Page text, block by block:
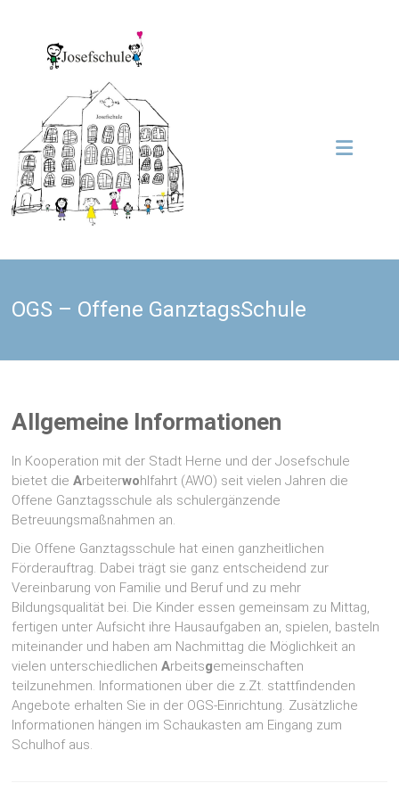
springenGrundschule
Josefschule
Josefschule
OGS – Offene GanztagsSchule
Allgemeine Informationen
In Kooperation mit der Stadt Herne und der Josefschule
bietet dieArbeiterwohlfahrt (AWO) seit vielen Jahren die
Offene Ganztagsschule als schulergänzende
Betreuungsmaßnahmen an.
Die Offene Ganztagsschule hat einen ganzheitlichen
Förderauftrag. Dabei trägt sie ganz entscheidend zur
Vereinbarung von Familie und Beruf und zu mehr
Bildungsqualität bei. Die Kinder essen gemeinsam zu Mittag,
fertigen unter Aufsicht ihre Hausaufgaben an, spielen, basteln
miteinander und haben am Nachmittag die Möglichkeit an
vielen unterschiedlichenArbeitsgemeinschaften
teilzunehmen. Informationen über die z.Zt. stattfindenden
Angebote erhalten Sie in der OGS-Einrichtung. Zusätzliche
Informationen hängen im Schaukasten am Eingang zum
Schulhof aus.